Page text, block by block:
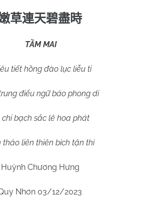
草連天碧盡時
TẦM MAI
tiết hồng đào lục liễu ti
điểu ngữ báo phong di
chi bạch sắc lê hoa phát
thảo liên thiên bích tận thì
Huỳnh Chương Hưng
Nhơn 03/12/2023